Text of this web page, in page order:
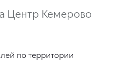
Центр Кемерово
по территории